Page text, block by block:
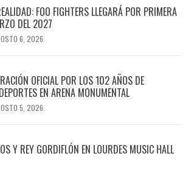
FOO FIGHTERS LLEGARÁ POR PRIMERA
DEL 2027
6, 2026
OFICIAL POR LOS 102 AÑOS DE
EN ARENA MONUMENTAL
5, 2026
Y REY GORDIFLÓN EN LOURDES MUSIC HALL